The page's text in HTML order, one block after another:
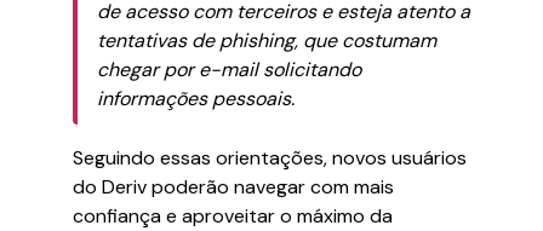
de acesso com terceiros e esteja atento a
tentativas de phishing, que costumam
chegar por e-mail solicitando
informações pessoais.
Seguindo essas orientações, novos usuários
do Deriv poderão navegar com mais
confiança e aproveitar o máximo da